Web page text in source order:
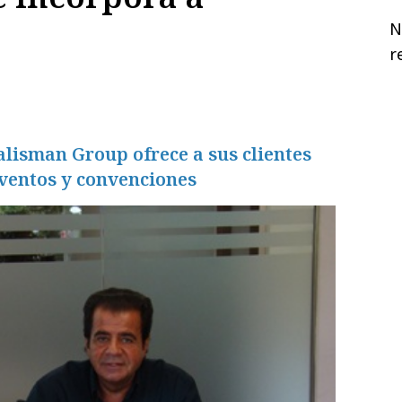
Group ofrece a sus clientes
y convenciones